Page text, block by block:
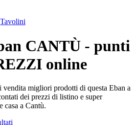
Tavolini
CANTÙ - punti
online
migliori prodotti di questa Eban a
dei prezzi di listino e super
casa a Cantù.